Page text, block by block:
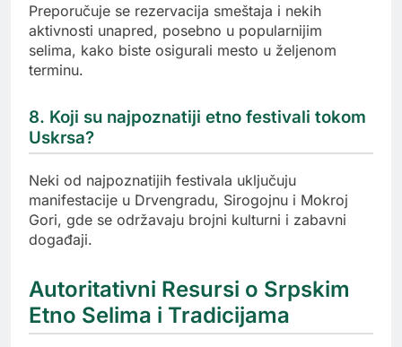
Preporučuje se rezervacija smeštaja i nekih
aktivnosti unapred, posebno u popularnijim
selima, kako biste osigurali mesto u željenom
terminu.
8. Koji su najpoznatiji etno festivali tokom
Uskrsa?
Neki od najpoznatijih festivala uključuju
manifestacije u Drvengradu, Sirogojnu i Mokroj
Gori, gde se održavaju brojni kulturni i zabavni
događaji.
Autoritativni Resursi o Srpskim
Etno Selima i Tradicijama